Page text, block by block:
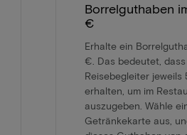
Borrelguthaben
€
Erhalte ein
€. Das bedeutet,
Reisebegleiter
erhalten, um im
auszugeben. Wähle
Getränkekarte aus,